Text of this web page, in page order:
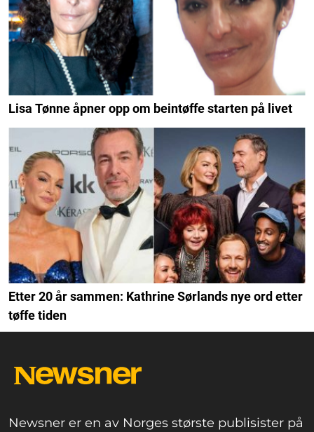
Lisa Tønne åpner opp om beintøffe starten på livet
Etter 20 år sammen: Kathrine Sørlands nye ord etter
tøffe tiden
Newsner er en av Norges største publisister på